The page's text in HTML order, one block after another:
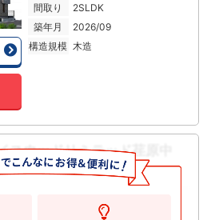
間取り
2SLDK
築年月
2026/09
構造規模 木造
スウッドリミテッド荏原中